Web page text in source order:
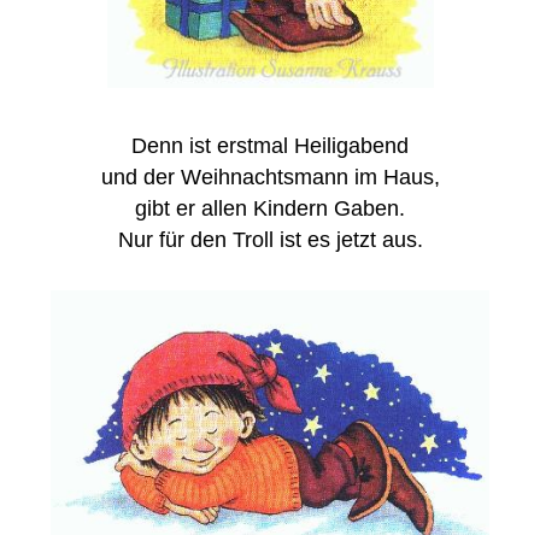
Denn ist erstmal Heiligabend
und der Weihnachtsmann im Haus,
gibt er allen Kindern Gaben.
Nur für den Troll ist es jetzt aus.